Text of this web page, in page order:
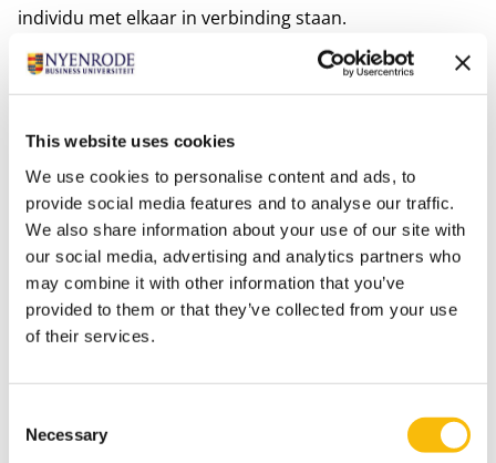
This website uses cookies
We use cookies to personalise content and ads, to
provide social media features and to analyse our traffic.
We also share information about your use of our site with
our social media, advertising and analytics partners who
may combine it with other information that you’ve
provided to them or that they’ve collected from your use
of their services.
Selection
Necessary
individu met elkaar in verbinding staan.
"Bij Nyenrode maken we een gedurfde belofte: We
geven vorm aan verantwoorde leiders. Dit
leiderschapsontwikkeling voor studenten en
leidinggevenden te begrijpen. Door middel van een
longitudinaal onderzoek hopen we meer inzicht te
krijgen in de 'persoonlijke leiderschapsreis'. Het is erg
leuk om te zien dat mensen hun verantwoordelijkheid
oppakken en verantwoordelijk worden in het bewegen
en ontwikkelen van hun zelf en hun organisatie. Ik ben
en organisatieniveau."
Informatie